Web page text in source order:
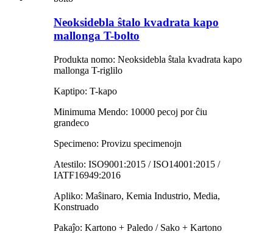
Neoksidebla ŝtalo kvadrata kapo
mallonga T-bolto
Produkta nomo: Neoksidebla ŝtala kvadrata kapo
mallonga T-riglilo
Kaptipo: T-kapo
Minimuma Mendo: 10000 pecoj por ĉiu
grandeco
Specimeno: Provizu specimenojn
Atestilo: ISO9001:2015 / ISO14001:2015 /
IATF16949:2016
Apliko: Maŝinaro, Kemia Industrio, Media,
Konstruado
Pakaĵo: Kartono + Paledo / Sako + Kartono